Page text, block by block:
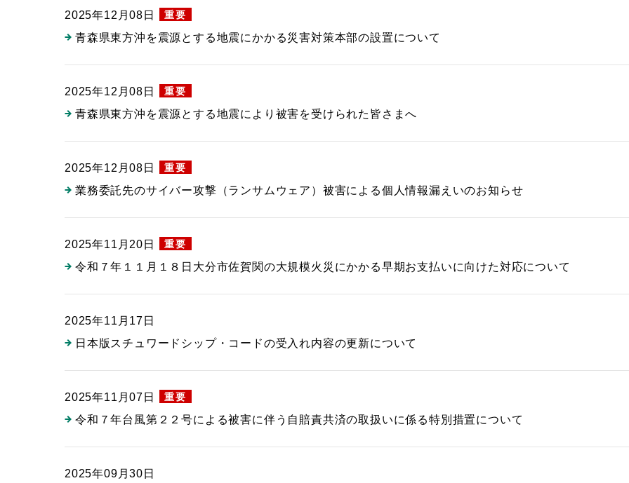
2025年12月08日 重要
青森県東方沖を震源とする地震にかかる災害対策本部の設置について
2025年12月08日 重要
青森県東方沖を震源とする地震により被害を受けられた皆さまへ
2025年12月08日 重要
業務委託先のサイバー攻撃（ランサムウェア）被害による個人情報漏えいのお知らせ
2025年11月20日 重要
令和７年１１月１８日大分市佐賀関の大規模火災にかかる早期お支払いに向けた対応について
2025年11月17日
日本版スチュワードシップ・コードの受入れ内容の更新について
2025年11月07日 重要
令和７年台風第２２号による被害に伴う自賠責共済の取扱いに係る特別措置について
2025年09月30日